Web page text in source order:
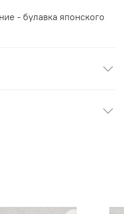
- булавка японского